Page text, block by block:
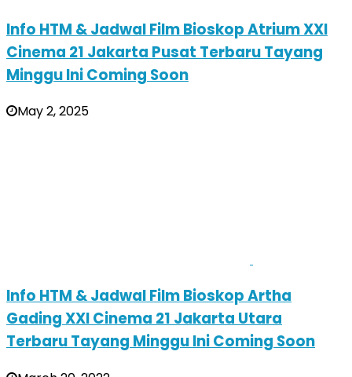
Info HTM & Jadwal Film Bioskop Atrium XXI
Cinema 21 Jakarta Pusat Terbaru Tayang
Minggu Ini Coming Soon
May 2, 2025
Info HTM & Jadwal Film Bioskop Artha
Gading XXI Cinema 21 Jakarta Utara
Terbaru Tayang Minggu Ini Coming Soon